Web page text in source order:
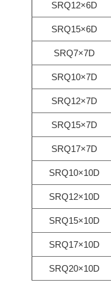
SRQ12×6D
SRQ15×6D
SRQ7×7D
SRQ10×7D
SRQ12×7D
SRQ15×7D
SRQ17×7D
SRQ10×10D
SRQ12×10D
SRQ15×10D
SRQ17×10D
SRQ20×10D